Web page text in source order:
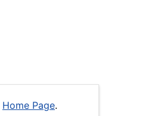
Home Page.